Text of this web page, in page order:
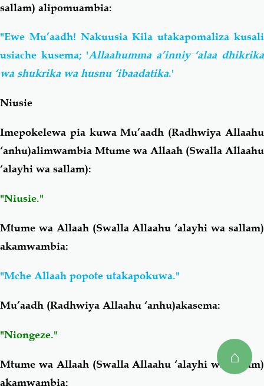
⌂
sallam) alipomuambia:
"Ewe Mu’aadh! Nakuusia Kila utakapomaliza kusali
usiache kusema; 'Allaahumma a’inniy ‘alaa dhikrika
wa shukrika wa husnu ‘ibaadatika.'
Niusie
Imepokelewa pia kuwa Mu’aadh (Radhwiya Allaahu
‘anhu)alimwambia Mtume wa Allaah (Swalla Allaahu
‘alayhi wa sallam):
"Niusie."
Mtume wa Allaah (Swalla Allaahu ‘alayhi wa sallam)
akamwambia:
"Mche Allaah popote utakapokuwa."
Mu’aadh (Radhwiya Allaahu ‘anhu)akasema:
"Niongeze."
Mtume wa Allaah (Swalla Allaahu ‘alayhi wa sallam)
akamwambia: